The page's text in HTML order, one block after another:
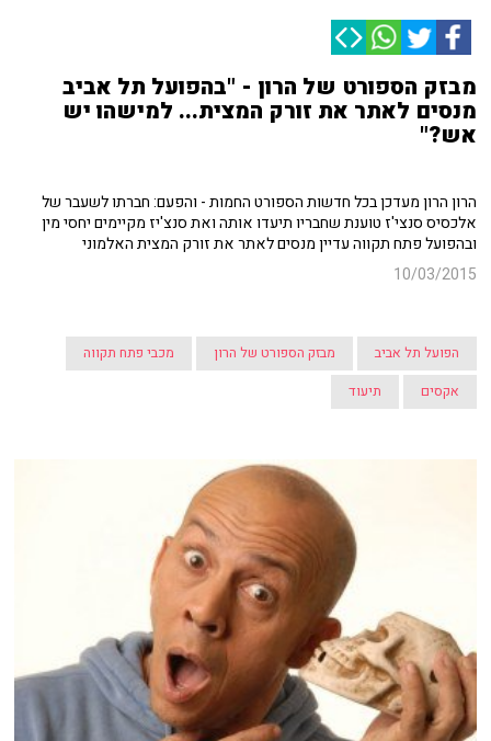
מבזק הספורט של הרון - "בהפועל תל אביב
מנסים לאתר את זורק המצית... למישהו יש
אש?"
הרון הרון מעדכן בכל חדשות הספורט החמות - והפעם: חברתו לשעבר של
אלכסיס סנצי'ז טוענת שחבריו תיעדו אותה ואת סנצ'יז מקיימים יחסי מין
ובהפועל פתח תקווה עדיין מנסים לאתר את זורק המצית האלמוני
10/03/2015
הפועל תל אביב מבזק הספורט של הרון
מכבי פתח תקווה
אקסים
תיעוד